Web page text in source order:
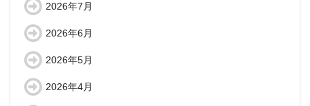
2026年7月
2026年6月
2026年5月
2026年4月